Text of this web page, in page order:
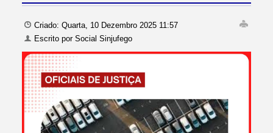
Criado: Quarta, 10 Dezembro 2025 11:57
Escrito porSocial Sinjufego